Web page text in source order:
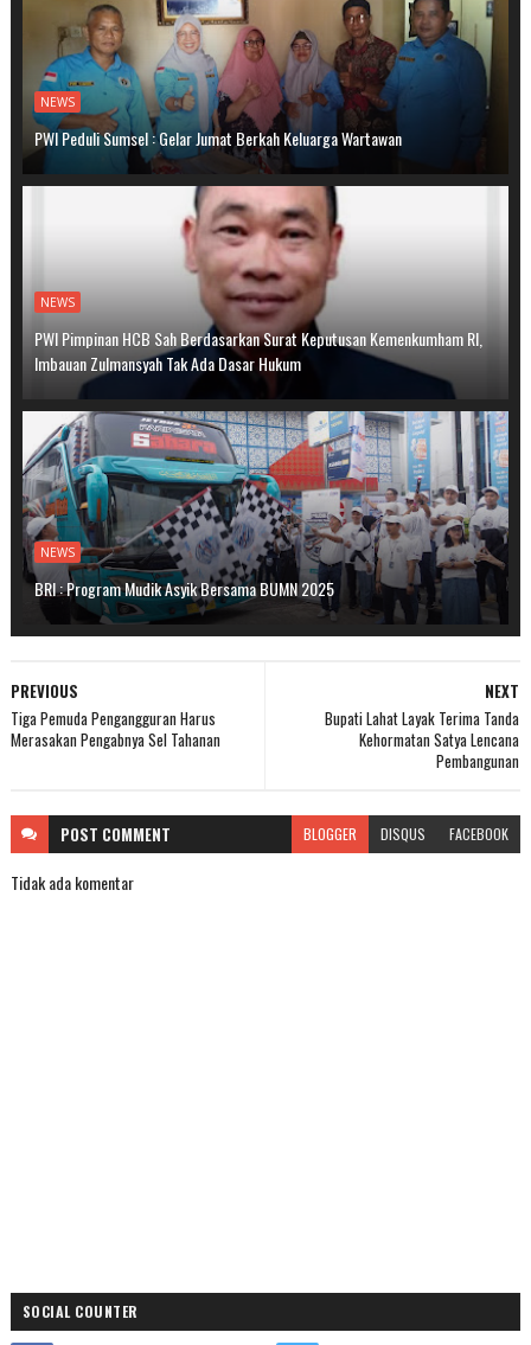
NEWS
PWI Peduli Sumsel : Gelar Jumat Berkah Keluarga Wartawan
NEWS
PWI Pimpinan HCB Sah Berdasarkan Surat Keputusan Kemenkumham RI,
Imbauan Zulmansyah Tak Ada Dasar Hukum
NEWS
BRI : Program Mudik Asyik Bersama BUMN 2025
NEXT
Bupati Lahat Layak Terima Tanda
Kehormatan Satya Lencana
Pembangunan
PREVIOUS
Tiga Pemuda Pengangguran Harus
Merasakan Pengabnya Sel Tahanan
POST COMMENT BLOGGER DISQUS FACEBOOK
Tidak ada komentar
SOCIAL COUNTER